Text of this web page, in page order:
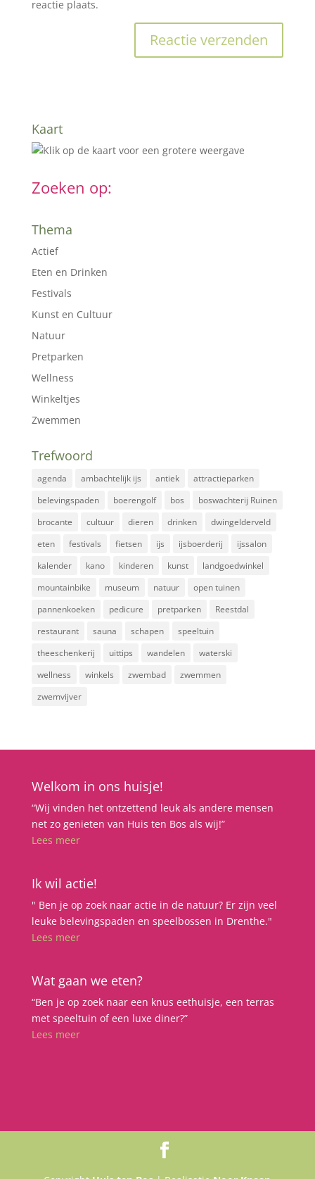
reactie plaats.
Kaart
Zoeken op:
Thema
Actief
Eten en Drinken
Festivals
Kunst en Cultuur
Natuur
Pretparken
Wellness
Winkeltjes
Zwemmen
Trefwoord
agenda ambachtelijk ijs antiek
attractieparken
belevingspaden
boerengolf bos
boswachterij Ruinen
brocante
cultuur dieren drinken
dwingelderveld
eten
festivals fietsen ijs ijsboerderij
ijssalon
kalender
kano kinderen kunst
landgoedwinkel
mountainbike
museum natuur
open tuinen
pannenkoeken
pedicure pretparken
Reestdal
restaurant
sauna schapen
speeltuin
theeschenkerij
uittips wandelen
waterski
wellness
winkels zwembad
zwemmen
zwemvijver
Welkom in ons huisje!
“Wij vinden het ontzettend leuk als andere mensen
net zo genieten van Huis ten Bos als wij!”
Lees meer
Ik wil actie!
" Ben je op zoek naar actie in de natuur? Er zijn veel
leuke belevingspaden en speelbossen in Drenthe."
Lees meer
Wat gaan we eten?
“Ben je op zoek naar een knus eethuisje, een terras
met speeltuin of een luxe diner?”
Lees meer